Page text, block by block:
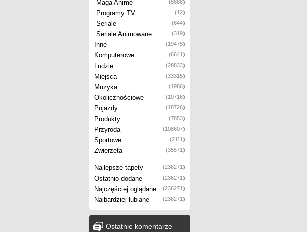
Maga Anime (8888)
Programy TV (12)
Seriale (644)
Seriale Animowane (319)
Inne (19475)
Komputerowe (6641)
Ludzie (28833)
Miejsca (33315)
Muzyka (1986)
Okolicznościowe (10716)
Pojazdy (18726)
Produkty (7853)
Przyroda (108607)
Sportowe (2111)
Zwierzęta (35571)
Najlepsze tapety (236271)
Ostatnio dodane (236271)
Najczęściej oglądane (236271)
Najbardziej lubiane (236271)
Ostatnie komentarze